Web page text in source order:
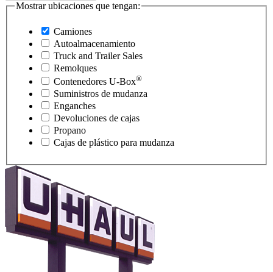
Mostrar ubicaciones que tengan:
Camiones
Autoalmacenamiento
Truck and Trailer Sales
Remolques
Contenedores U-Box®
Suministros de mudanza
Enganches
Devoluciones de cajas
Propano
Cajas de plástico para mudanza